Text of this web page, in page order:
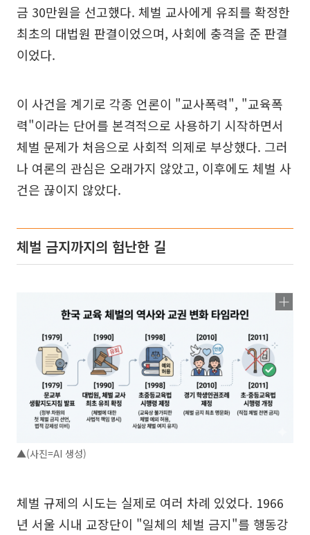
금 30만원을 선고했다. 체벌 교사에게 유죄를 확정한
최초의 대법원 판결이었으며, 사회에 충격을 준 판결
이었다.
이 사건을 계기로 각종 언론이 "교사폭력", "교육폭
력"이라는 단어를 본격적으로 사용하기 시작하면서
체벌 문제가 처음으로 사회적 의제로 부상했다. 그러
나 여론의 관심은 오래가지 않았고, 이후에도 체벌 사
건은 끊이지 않았다.
체벌 금지까지의 험난한 길
▲(사진=AI 생성)
체벌 규제의 시도는 실제로 여러 차례 있었다. 1966
년 서울 시내 교장단이 "일체의 체벌 금지"를 행동강